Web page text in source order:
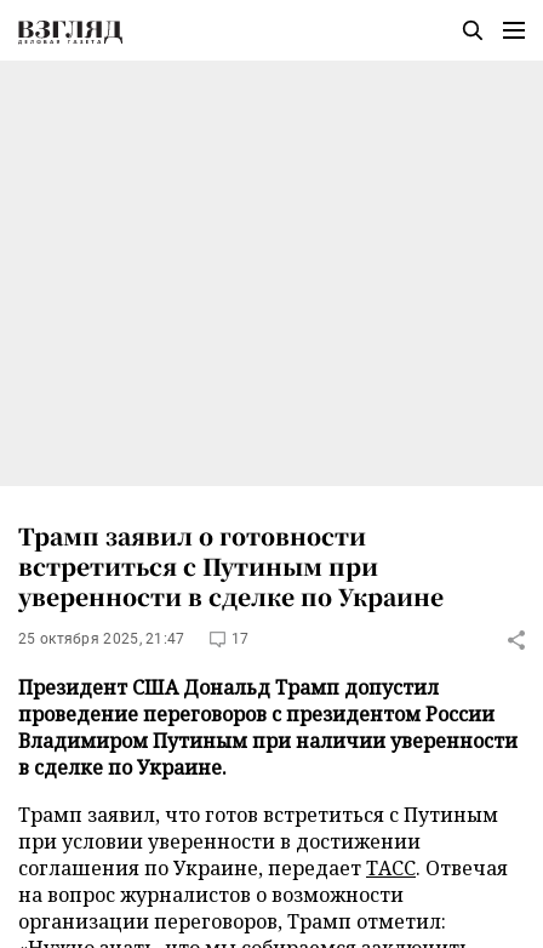
Трамп заявил о готовности
встретиться с Путиным при
уверенности в сделке по Украине
25 октября 2025, 21:47 17
Президент США Дональд Трамп допустил
проведение переговоров с президентом России
Владимиром Путиным при наличии уверенности
в сделке по Украине.
Трамп заявил, что готов встретиться с Путиным
при условии уверенности в достижении
соглашения по Украине, передаетТАСС. Отвечая
на вопрос журналистов о возможности
организации переговоров, Трамп отметил: